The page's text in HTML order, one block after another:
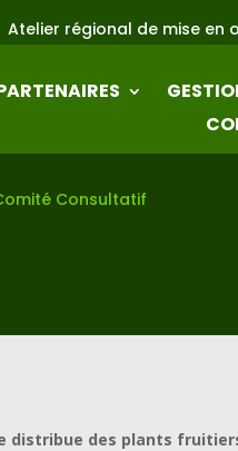
en oeuvre et du Forum
Consultatif
distribue des plants